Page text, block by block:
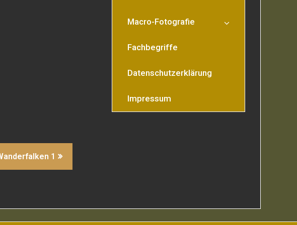
1
Macro-Fotografie
Fachbegriffe
Datenschutzerklärung
Impressum